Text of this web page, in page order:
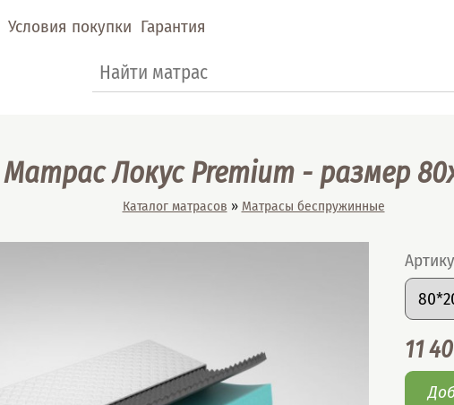
Условия покупки Гарантия
Форма поиска
Поиск
Матрас Локус Premium - размер
Вы здесь
Каталог матрасов » Матрасы беспружинные
Цена
11